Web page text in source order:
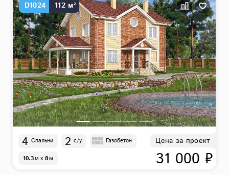
D1024 112 м²
4 Спальни 2 с/у Газобетон
10.3м x 8м
Цена за проект
31 000 ₽